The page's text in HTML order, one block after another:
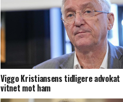
Viggo Kristiansens tidligere advokat
vitnet mot ham